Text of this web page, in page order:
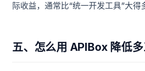
际收益，通常比“统一开发工具”大得
五、怎么用 APIBox 降低